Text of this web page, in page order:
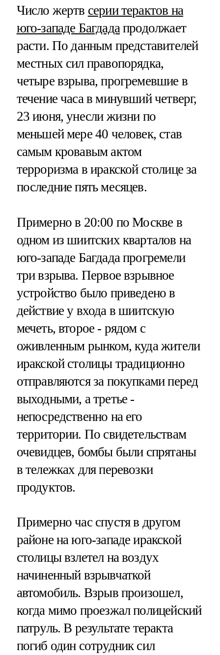
Число жертв серии терактов на
юго-западе Багдадапродолжает
расти. По данным представителей
местных сил правопорядка,
четыре взрыва, прогремевшие в
течение часа в минувший четверг,
23 июня, унесли жизни по
меньшей мере 40 человек, став
самым кровавым актом
терроризма в иракской столице за
последние пять месяцев.
Примерно в 20:00 по Москве в
одном из шиитских кварталов на
юго-западе Багдада прогремели
три взрыва. Первое взрывное
устройство было приведено в
действие у входа в шиитскую
мечеть, второе - рядом с
оживленным рынком, куда жители
иракской столицы традиционно
отправляются за покупками перед
выходными, а третье -
непосредственно на его
территории. По свидетельствам
очевидцев, бомбы были спрятаны
в тележках для перевозки
продуктов.
Примерно час спустя в другом
районе на юго-западе иракской
столицы взлетел на воздух
начиненный взрывчаткой
автомобиль. Взрыв произошел,
когда мимо проезжал полицейский
патруль. В результате теракта
погиб один сотрудник сил